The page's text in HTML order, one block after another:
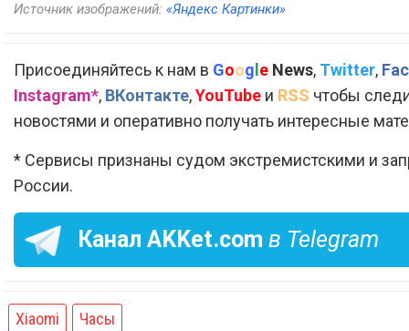
Источник изображений: «Яндекс Картинки»
Присоединяйтесь к нам в Goog e News, Twitter,
Instagram*, ВКонтакте,YouTube и RSS чтобы
новостями и оперативно получать интересные
* Сервисы признаны судом экстремистскими и
России.
Канал AKKet.com в Telegram
Xiaomi Часы